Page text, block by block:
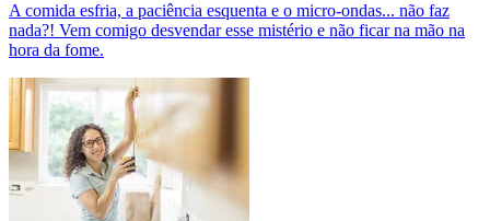
A comida esfria, a paciência esquenta e o micro-ondas... não faz
nada?! Vem comigo desvendar esse mistério e não ficar na mão na
hora da fome.